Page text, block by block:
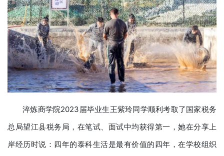
淬炼商学院2023届毕业生王紫玲同学顺利考取了国家税务
总局望江县税务局，在笔试、面试中均获得第一，她在分享上
岸经历时说：四年的泰科生活是最有价值的四年，在学校组织